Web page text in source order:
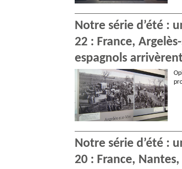
Notre série d’été :
22 : France,
espagnols
Notre série d’été :
20 : France,